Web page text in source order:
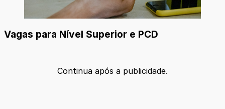
Vagas para Nível Superior e PCD
Continua após a publicidade.